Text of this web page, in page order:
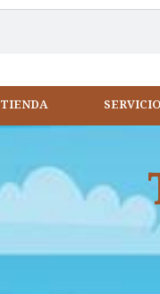
TIENDA